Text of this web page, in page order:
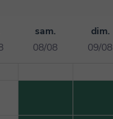
sam.
08/08
dim.
09/08